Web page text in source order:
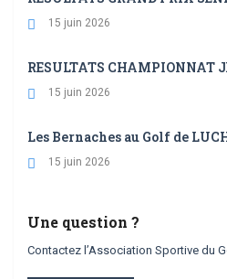
15 juin 2026
RESULTATS CHAMPIONNAT
15 juin 2026
Les Bernaches au Golf de
15 juin 2026
Une question ?
Contactez l’Association Sportive du